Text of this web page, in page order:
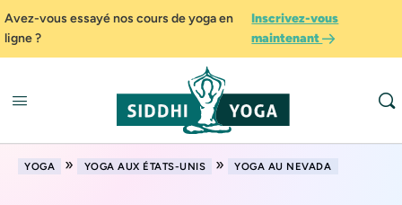
Avez-vous essayé nos cours de yoga en
ligne ?
Inscrivez-vous
maintenant
YOGA » YOGA AUX ÉTATS-UNIS » YOGA AU NEVADA